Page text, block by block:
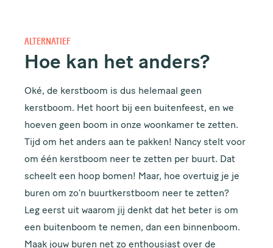
ALTERNATIEF
Hoe kan het anders?
Oké, de kerstboom is dus helemaal geen
kerstboom. Het hoort bij een buitenfeest, en we
hoeven geen boom in onze woonkamer te zetten.
Tijd om het anders aan te pakken! Nancy stelt voor
om één kerstboom neer te zetten per buurt. Dat
scheelt een hoop bomen! Maar, hoe overtuig je je
buren om zo’n buurtkerstboom neer te zetten?
Leg eerst uit waarom jij denkt dat het beter is om
een buitenboom te nemen, dan een binnenboom.
Maak jouw buren net zo enthousiast over de